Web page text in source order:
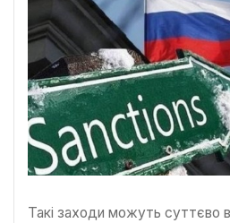
Такі заходи можуть суттєво